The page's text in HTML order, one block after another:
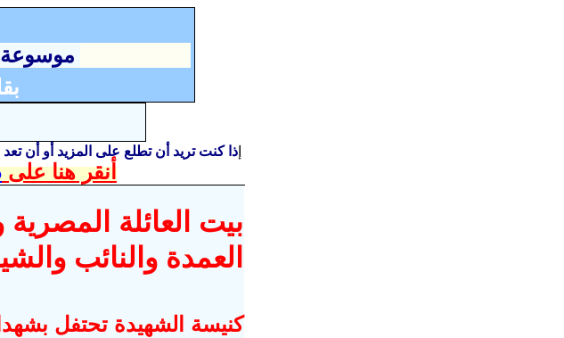
موسوعة
ذا كنت تريد أن تطلع على المزيد أو أن
أنقر هنا على
بيت العائلة
العمدة والنائب
كنيسة الشهيدة تحتفل